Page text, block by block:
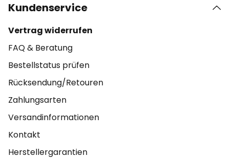
Kundenservice
Vertrag widerrufen
FAQ & Beratung
Bestellstatus prüfen
Rücksendung/Retouren
Zahlungsarten
Versandinformationen
Kontakt
Herstellergarantien